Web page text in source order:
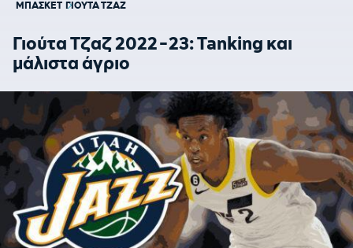
ΜΠΑΣΚΕΤ ΓΙΟΥΤΑ ΤΖΑΖ
Γιούτα Τζαζ 2022-23: Tanking και
μάλιστα άγριο